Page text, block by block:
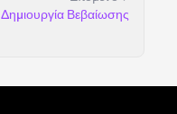
Δημιουργία Βεβαίωσης